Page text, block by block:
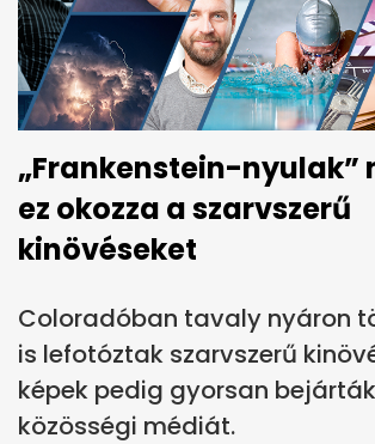
„Frankenstein-nyulak”
ez okozza a szarvszerű
kinövéseket
Coloradóban tavaly nyáron
is lefotóztak szarvszerű
képek pedig gyorsan
közösségi médiát.